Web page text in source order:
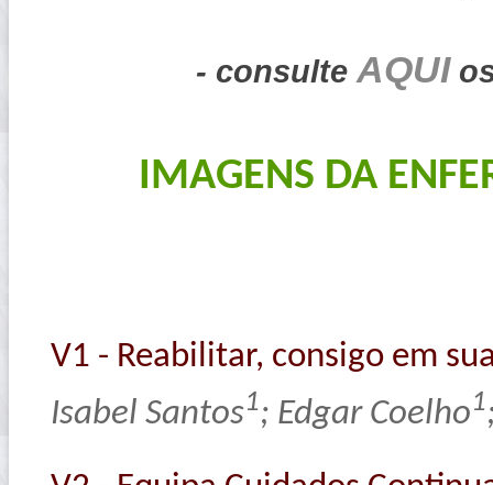
- consulte AQUI
IMAGENS DA
V1 - Reabilitar, consigo em
Isabel Santos1; Edgar Coelho1